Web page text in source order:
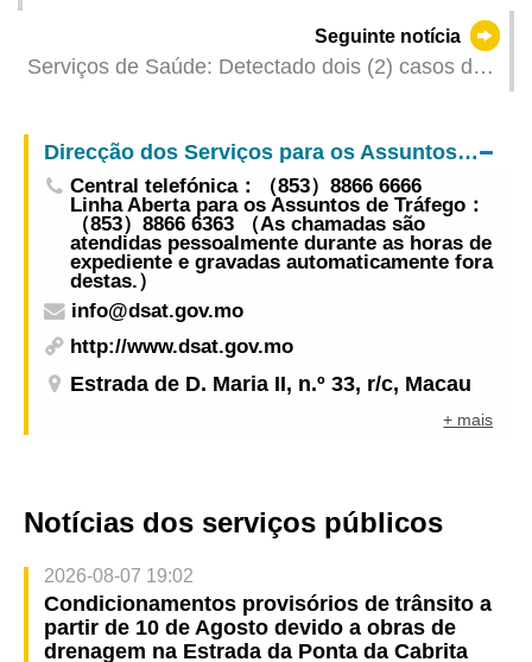
Seguinte notícia
Serviços de Saúde: Detectado dois (2) casos de
Direcção dos Serviços para os Assuntos de Tráfego
Central telefónica：（853）8866 6666
Linha Aberta para os Assuntos de Tráfego：
（853）8866 6363 （As chamadas são
atendidas pessoalmente durante as horas de
expediente e gravadas automaticamente fora
destas.）
info@dsat.gov.mo
http://www.dsat.gov.mo
Estrada de D. Maria II, n.º 33, r/c, Macau
+ mais
Notícias dos serviços públicos
2026-08-07 19:02
Condicionamentos provisórios de trânsito a
partir de 10 de Agosto devido a obras de
drenagem na Estrada da Ponta da Cabrita